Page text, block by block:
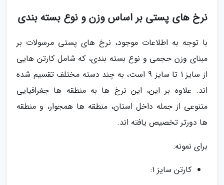
نرخ های پستی بر اساس وزن و نوع بسته بندی
با توجه به اطلاعات موجود، نرخ های پستی مرسولات بر
مبنای وزن حجمی و نوع بسته بندی، که شامل کارتن هایی
از سایز 1 تا سایز 9 است، به چند دسته مختلف تقسیم شده
اند. علاوه بر این، این نرخ ها به منطقه ها جغرافیایی
متنوعی از جمله داخل استان، منطقه ها همجوار، و منطقه
ها دورتر تخصیص یافته اند.
برای نمونه:
کارتن سایز 1: